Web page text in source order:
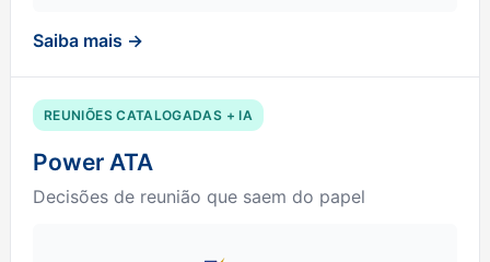
Saiba mais →
REUNIÕES CATALOGADAS + IA
Power ATA
Decisões de reunião que saem do papel